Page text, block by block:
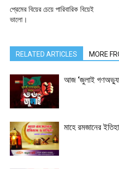
প্রেমের বিয়ের চেয়ে পারিবারিক বিয়েই
ভালো।
RELATED ARTICLES MORE
আজ ‘জুলাই
মাহে রমজানের